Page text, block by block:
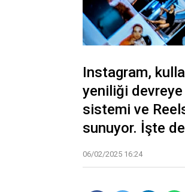
Instagram,
yeniliği
sistemi ve
sunuyor. İşte
06/02/2025 16:24